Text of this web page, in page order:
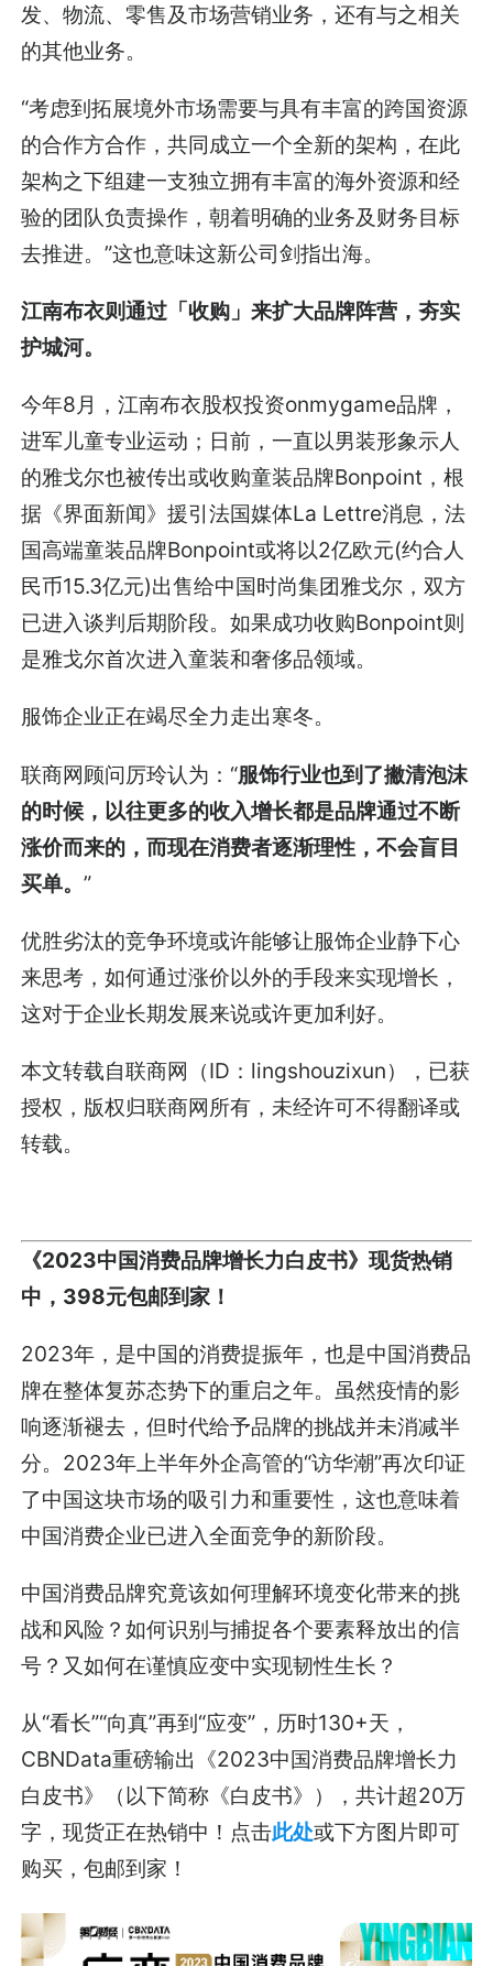
发、物流、零售及市场营销业务，还有与之相关
的其他业务。
“考虑到拓展境外市场需要与具有丰富的跨国资源
的合作方合作，共同成立一个全新的架构，在此
架构之下组建一支独立拥有丰富的海外资源和经
验的团队负责操作，朝着明确的业务及财务目标
去推进。”这也意味这新公司剑指出海。
江南布衣则通过「收购」来扩大品牌阵营，夯实
护城河。
今年8月，江南布衣股权投资onmygame品牌，
进军儿童专业运动；日前，一直以男装形象示人
的雅戈尔也被传出或收购童装品牌Bonpoint，根
据《界面新闻》援引法国媒体La Lettre消息，法
国高端童装品牌Bonpoint或将以2亿欧元(约合人
民币15.3亿元)出售给中国时尚集团雅戈尔，双方
已进入谈判后期阶段。如果成功收购Bonpoint则
是雅戈尔首次进入童装和奢侈品领域。
服饰企业正在竭尽全力走出寒冬。
联商网顾问厉玲认为：“服饰行业也到了撇清泡沫
的时候，以往更多的收入增长都是品牌通过不断
涨价而来的，而现在消费者逐渐理性，不会盲目
买单。”
优胜劣汰的竞争环境或许能够让服饰企业静下心
来思考，如何通过涨价以外的手段来实现增长，
这对于企业长期发展来说或许更加利好。
本文转载自联商网（ID：lingshouzixun），已获
授权，版权归联商网所有，未经许可不得翻译或
转载。
《2023中国消费品牌增长力白皮书》现货热销
中，398元包邮到家！
2023年，是中国的消费提振年，也是中国消费品
牌在整体复苏态势下的重启之年。虽然疫情的影
响逐渐褪去，但时代给予品牌的挑战并未消减半
分。2023年上半年外企高管的“访华潮”再次印证
了中国这块市场的吸引力和重要性，这也意味着
中国消费企业已进入全面竞争的新阶段。
中国消费品牌究竟该如何理解环境变化带来的挑
战和风险？如何识别与捕捉各个要素释放出的信
号？又如何在谨慎应变中实现韧性生长？
从“看长”“向真”再到“应变”，历时130+天，
CBNData重磅输出《2023中国消费品牌增长力
白皮书》（以下简称《白皮书》），共计超20万
字，现货正在热销中！点击此处或下方图片即可
购买，包邮到家！